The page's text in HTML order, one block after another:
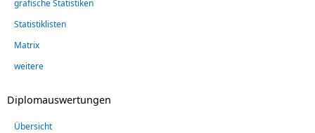
grafische Statistiken
Statistiklisten
Matrix
weitere
Diplomauswertungen
Übersicht